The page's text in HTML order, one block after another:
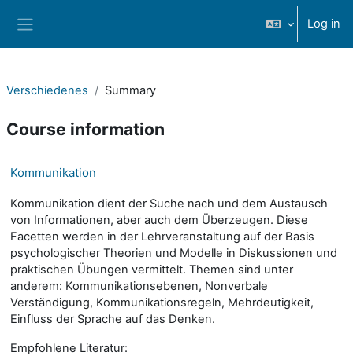
Log in
Verschiedenes Summary
Course information
Kommunikation
Kommunikation dient der Suche nach und dem Austausch
von Informationen, aber auch dem Überzeugen. Diese
Facetten werden in der Lehrveranstaltung auf der Basis
psychologischer Theorien und Modelle in Diskussionen und
praktischen Übungen vermittelt. Themen sind unter
anderem: Kommunikationsebenen, Nonverbale
Verständigung, Kommunikationsregeln, Mehrdeutigkeit,
Einfluss der Sprache auf das Denken.
Empfohlene Literatur: